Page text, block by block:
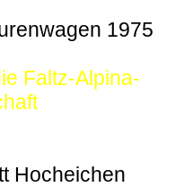
1975
Faltz-Alpina-
Hocheichen